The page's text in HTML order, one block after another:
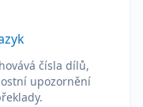
čísla dílů,
upozornění